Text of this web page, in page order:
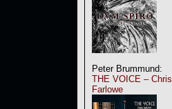
Peter Brummund:
THE VOICE – Chris
Farlowe